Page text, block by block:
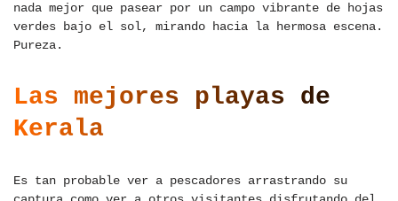
nada mejor que pasear por un campo vibrante de hojas
verdes bajo el sol, mirando hacia la hermosa escena.
Pureza.
Las mejores playas de
Kerala
Es tan probable ver a pescadores arrastrando su